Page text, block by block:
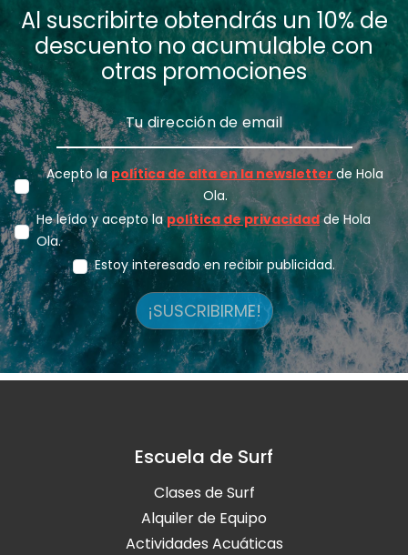
Al suscribirte obtendrás un 10% de
descuento no acumulable con
otras promociones
Acepto lapolítica de alta en la newsletter de Hola
Ola.
He leído y acepto lapolítica de privacidadde Hola
Ola.
Estoy interesado en recibir publicidad.
¡SUSCRIBIRME!
Escuela de Surf
Clases de Surf
Alquiler de Equipo
Actividades Acuáticas